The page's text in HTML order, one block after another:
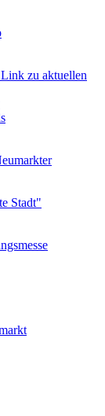
zu aktuellen
Stadt"